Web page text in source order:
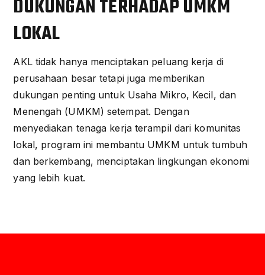
DUKUNGAN TERHADAP UMKM
LOKAL
AKL tidak hanya menciptakan peluang kerja di
perusahaan besar tetapi juga memberikan
dukungan penting untuk Usaha Mikro, Kecil, dan
Menengah (UMKM) setempat. Dengan
menyediakan tenaga kerja terampil dari komunitas
lokal, program ini membantu UMKM untuk tumbuh
dan berkembang, menciptakan lingkungan ekonomi
yang lebih kuat.